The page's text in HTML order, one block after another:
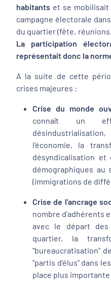
habitants et se
campagne électorale
du quartier (fête,
La participation
représentait donc la
A la suite de cette
crises majeures :
Crise du monde
connaît un
l'économie, la
désyndicalisation
démographiques au
(immigrations de
Crise de l'ancrage
nombre d'adhérents
avec le départ
quartier, la
"bureaucratisation"
"partis d'élus" dans
place plus